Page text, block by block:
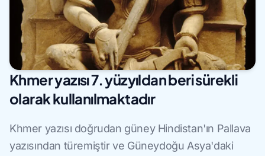
Khmer yazısı 7. yüzyıldan beri sürekli
olarak kullanılmaktadır
Khmer yazısı doğrudan güney Hindistan'ın Pallava
yazısından türemiştir ve Güneydoğu Asya'daki